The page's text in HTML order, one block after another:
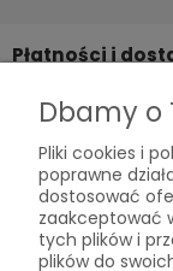
Płatności i
Formy płatności
Czas i koszty dostawy
Czas realizacji
Informacje
Dbamy o
Pliki cookies i
poprawne
dostosować
zaakceptować
tych plików i
plików do